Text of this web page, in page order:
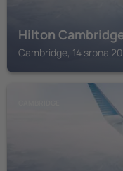
Hilton
Cambridge, 14 srpna